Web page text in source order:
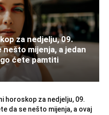
za nedjelju, 09.
mijenja, a jedan
ćete pamtiti
horoskop za nedjelju, 09.
da se nešto mijenja, a ovaj